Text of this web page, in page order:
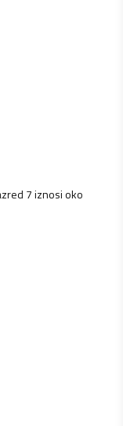
7 iznosi oko